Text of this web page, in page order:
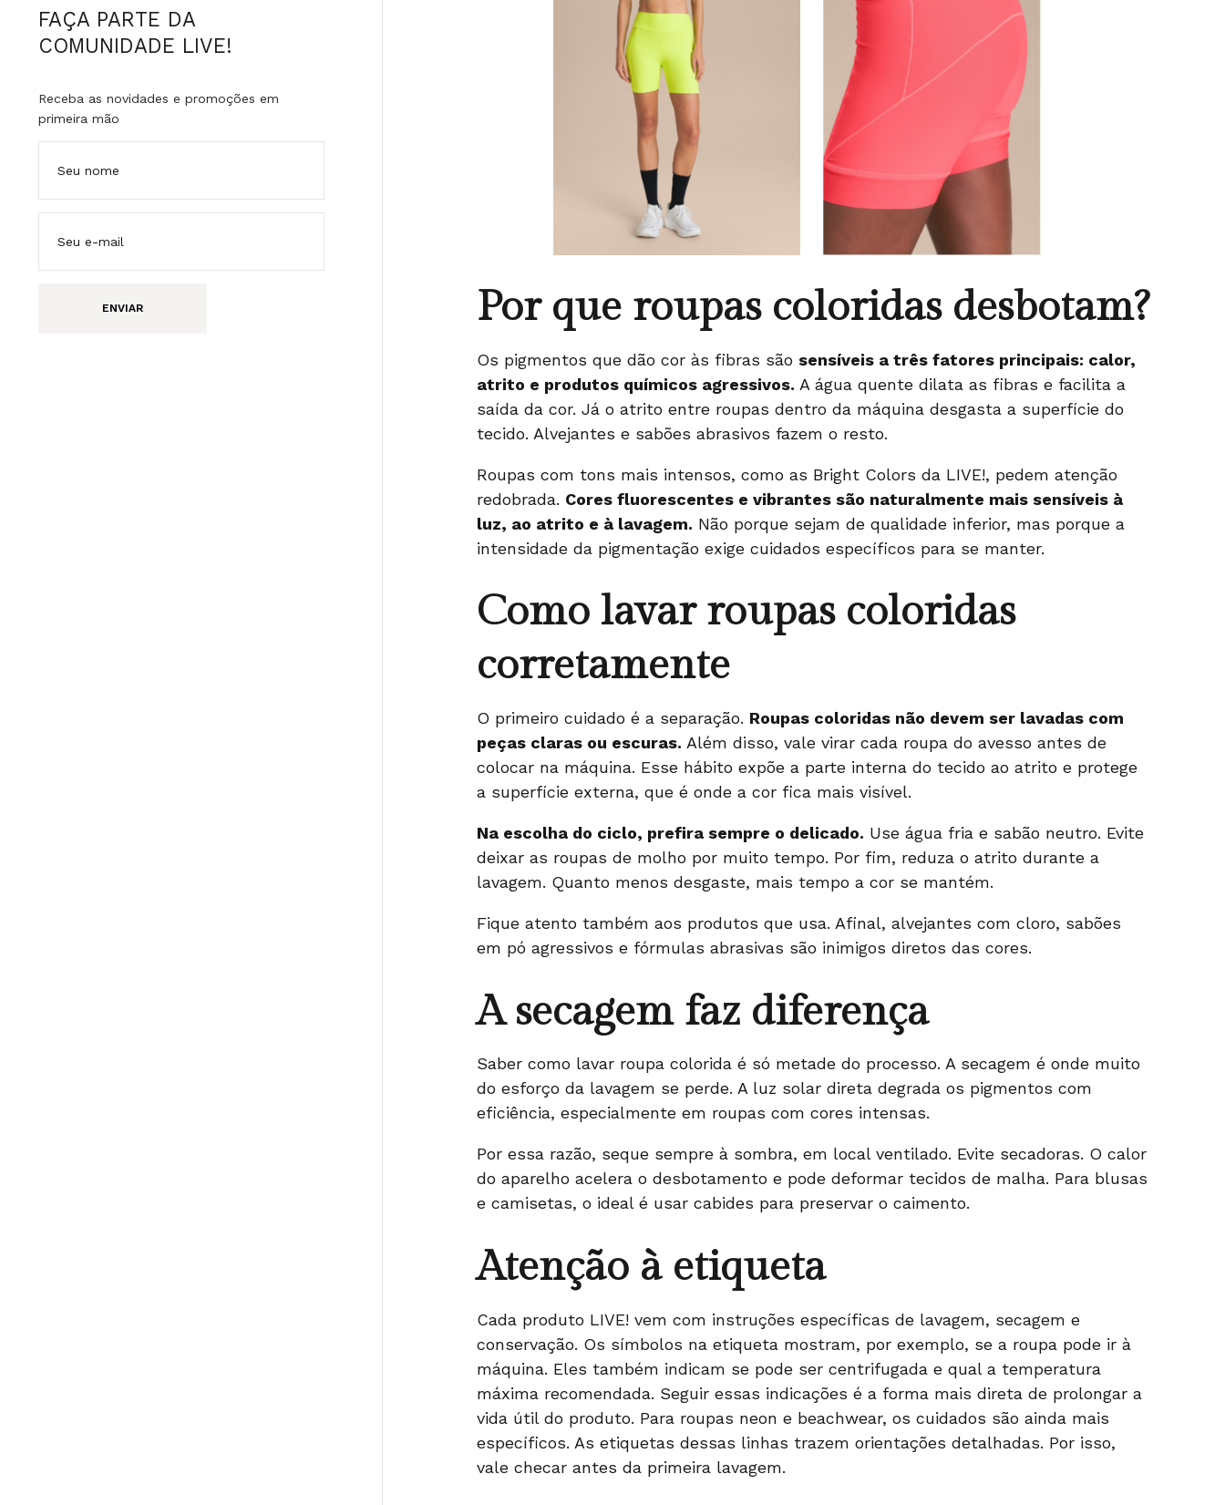
Por que roupas coloridas desbotam?
Os pigmentos que dão cor às fibras são sensíveis a três fatores principais: calor,
atrito e produtos químicos agressivos. A água quente dilata as fibras e facilita a
saída da cor. Já o atrito entre roupas dentro da máquina desgasta a superfície do
tecido. Alvejantes e sabões abrasivos fazem o resto.
Roupas com tons mais intensos, como as Bright Colors da LIVE!, pedem atenção
redobrada. Cores fluorescentes e vibrantes são naturalmente mais sensíveis à
luz, ao atrito e à lavagem. Não porque sejam de qualidade inferior, mas porque a
intensidade da pigmentação exige cuidados específicos para se manter.
Como lavar roupas coloridas
corretamente
O primeiro cuidado é a separação. Roupas coloridas não devem ser lavadas com
peças claras ou escuras. Além disso, vale virar cada roupa do avesso antes de
colocar na máquina. Esse hábito expõe a parte interna do tecido ao atrito e protege
a superfície externa, que é onde a cor fica mais visível.
Na escolha do ciclo, prefira sempre o delicado. Use água fria e sabão neutro. Evite
deixar as roupas de molho por muito tempo. Por fim, reduza o atrito durante a
lavagem. Quanto menos desgaste, mais tempo a cor se mantém.
Fique atento também aos produtos que usa. Afinal, alvejantes com cloro, sabões
em pó agressivos e fórmulas abrasivas são inimigos diretos das cores.
A secagem faz diferença
Saber como lavar roupa colorida é só metade do processo. A secagem é onde muito
do esforço da lavagem se perde. A luz solar direta degrada os pigmentos com
eficiência, especialmente em roupas com cores intensas.
Por essa razão, seque sempre à sombra, em local ventilado. Evite secadoras. O calor
do aparelho acelera o desbotamento e pode deformar tecidos de malha. Para blusas
e camisetas, o ideal é usar cabides para preservar o caimento.
Atenção à etiqueta
Cada produto LIVE! vem com instruções específicas de lavagem, secagem e
conservação. Os símbolos na etiqueta mostram, por exemplo, se a roupa pode ir à
máquina. Eles também indicam se pode ser centrifugada e qual a temperatura
máxima recomendada. Seguir essas indicações é a forma mais direta de prolongar a
vida útil do produto. Para roupas neon e beachwear, os cuidados são ainda mais
específicos. As etiquetas dessas linhas trazem orientações detalhadas. Por isso,
vale checar antes da primeira lavagem.
FAÇA PARTE DA
COMUNIDADE LIVE!
Receba as novidades e promoções em
primeira mão
ENVIAR